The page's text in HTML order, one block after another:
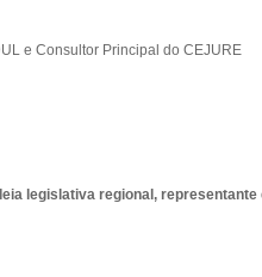
e Consultor Principal do CEJURE
legislativa regional,